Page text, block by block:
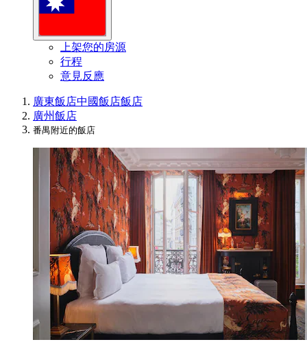
上架您的房源
行程
意見反應
廣東飯店中國飯店飯店
廣州飯店
番禺附近的飯店